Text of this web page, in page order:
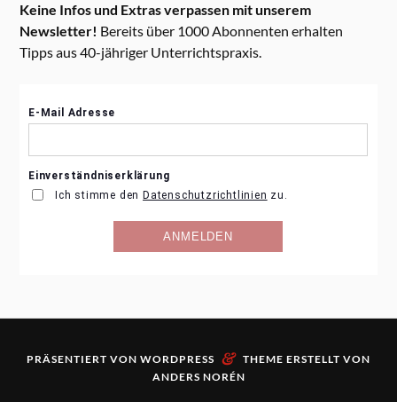
Keine Infos und Extras verpassen mit unserem
Newsletter! Bereits über 1000 Abonnenten erhalten
Tipps aus 40-jähriger Unterrichtspraxis.
PRÄSENTIERT VON WORDPRESS & THEME ERSTELLT VON
ANDERS NORÉN